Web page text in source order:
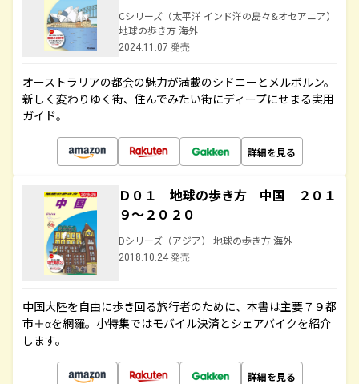
Cシリーズ（太平洋 インド洋の島々&オセアニア）
地球の歩き方 海外
2024.11.07 発売
オーストラリアの都会の魅力が満載のシドニーとメルボルン。
新しく変わりゆく街、住んでみたい街にディープにせまる実用
ガイド。
詳細を見る
Ｄ０１ 地球の歩き方 中国 ２０１
９～２０２０
Dシリーズ（アジア） 地球の歩き方 海外
2018.10.24 発売
中国大陸を自由に歩き回る旅行者のために、本書は主要７９都
市＋αを網羅。小特集ではモバイル決済とシェアバイクを紹介
します。
詳細を見る